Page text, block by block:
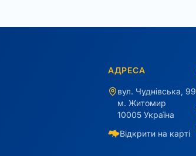
АДРЕСА
вул. Чуднівська, 99
м. Житомир
10005 Україна
Відкрити на карті